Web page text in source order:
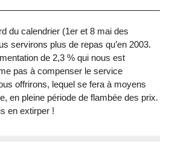
du calendrier (1er et 8 mai des
servirons plus de repas qu’en 2003.
de 2,3 % qui nous est
pas à compenser le service
offrirons, lequel se fera à moyens
en pleine période de flambée des prix.
en extirper !